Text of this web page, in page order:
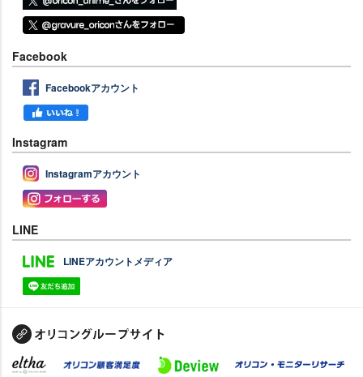
Facebook
Facebookアカウント
Instagram
Instagramアカウント
LINE
LINEアカウントメディア